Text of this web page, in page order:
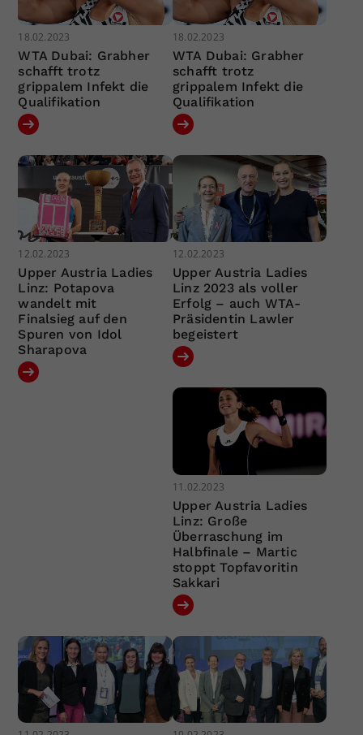
18.02.2023
WTA Dubai: Grabher
schafft trotz
grippalem Infekt die
Qualifikation
18.02.2023
WTA Dubai: Grabher
schafft trotz
grippalem Infekt die
Qualifikation
12.02.2023
Upper Austria Ladies
Linz: Potapova
wandelt mit
Finalsieg auf den
Spuren von Idol
Sharapova
12.02.2023
Upper Austria Ladies
Linz 2023 als voller
Erfolg – auch WTA-
Präsidentin Lawler
begeistert
11.02.2023
Upper Austria Ladies
Linz: Große
Überraschung im
Halbfinale – Martic
stoppt Topfavoritin
Sakkari